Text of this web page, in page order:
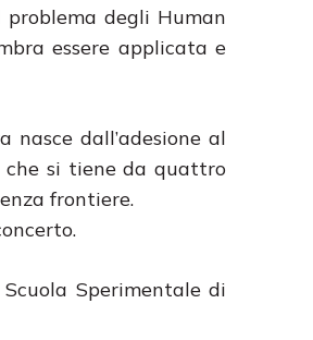
degli Human
essere applicata e
dall’adesione al
che si tiene da quattro
frontiere.
Scuola Sperimentale di